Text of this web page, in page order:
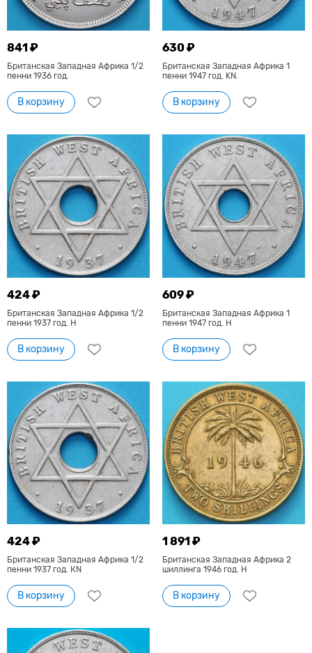
841 ₽
Британская Западная Африка 1/2
пенни 1936 год.
В корзину
630 ₽
Британская Западная Африка 1
пенни 1947 год. KN.
В корзину
424 ₽
Британская Западная Африка 1/2
пенни 1937 год. Н
В корзину
609 ₽
Британская Западная Африка 1
пенни 1947 год. H
В корзину
424 ₽
Британская Западная Африка 1/2
пенни 1937 год. КN
В корзину
1 891 ₽
Британская Западная Африка 2
шиллинга 1946 год. H
В корзину